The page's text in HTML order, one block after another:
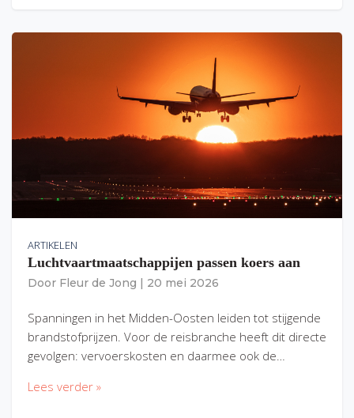
ARTIKELEN
Luchtvaartmaatschappijen passen koers aan
Door Fleur de Jong 20 mei 2026
Spanningen in het Midden-Oosten leiden tot stijgende
brandstofprijzen. Voor de reisbranche heeft dit directe
gevolgen: vervoerskosten en daarmee ook de…
Lees verder »